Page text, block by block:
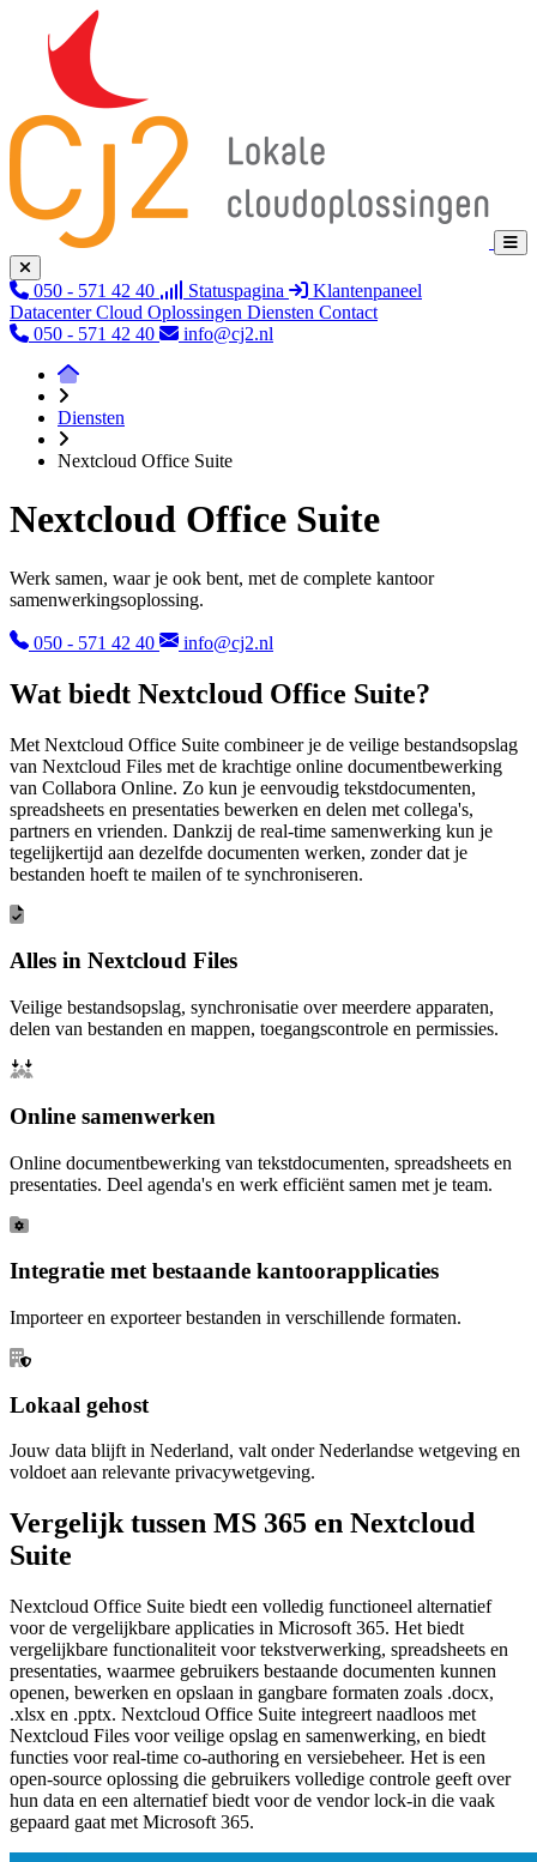
050 - 571 42 40 Statuspagina
Klantenpaneel
Datacenter Cloud Oplossingen Diensten Contact
050 - 571 42 40
info@cj2.nl
Diensten
Nextcloud Office Suite
Nextcloud Office Suite
Werk samen, waar je ook bent, met de complete kantoor
samenwerkingsoplossing.
050 - 571 42 40 info@cj2.nl
Wat biedt Nextcloud Office Suite?
Met Nextcloud Office Suite combineer je de veilige bestandsopslag
van Nextcloud Files met de krachtige online documentbewerking
van Collabora Online. Zo kun je eenvoudig tekstdocumenten,
spreadsheets en presentaties bewerken en delen met collega's,
partners en vrienden. Dankzij de real-time samenwerking kun je
tegelijkertijd aan dezelfde documenten werken, zonder dat je
bestanden hoeft te mailen of te synchroniseren.
Alles in Nextcloud Files
Veilige bestandsopslag, synchronisatie over meerdere apparaten,
delen van bestanden en mappen, toegangscontrole en permissies.
Online samenwerken
Online documentbewerking van tekstdocumenten, spreadsheets en
presentaties. Deel agenda's en werk efficiënt samen met je team.
Integratie met bestaande kantoorapplicaties
Importeer en exporteer bestanden in verschillende formaten.
Lokaal gehost
Jouw data blijft in Nederland, valt onder Nederlandse wetgeving en
voldoet aan relevante privacywetgeving.
Vergelijk tussen MS 365 en Nextcloud
Suite
Nextcloud Office Suite biedt een volledig functioneel alternatief
voor de vergelijkbare applicaties in Microsoft 365. Het biedt
vergelijkbare functionaliteit voor tekstverwerking, spreadsheets en
presentaties, waarmee gebruikers bestaande documenten kunnen
openen, bewerken en opslaan in gangbare formaten zoals .docx,
.xlsx en .pptx. Nextcloud Office Suite integreert naadloos met
Nextcloud Files voor veilige opslag en samenwerking, en biedt
functies voor real-time co-authoring en versiebeheer. Het is een
open-source oplossing die gebruikers volledige controle geeft over
hun data en een alternatief biedt voor de vendor lock-in die vaak
gepaard gaat met Microsoft 365.